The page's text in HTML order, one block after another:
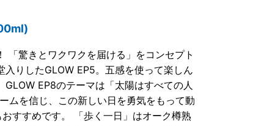
「驚きとワクワクを届ける」をコンセプト
りしたGLOW EP5。五感を使って楽しん
EP8のテーマは「太陽はすべての人
ムを信じ、この新しい日を勇気をもって動
すすめです。 「歩く一日」はオーク樽熟